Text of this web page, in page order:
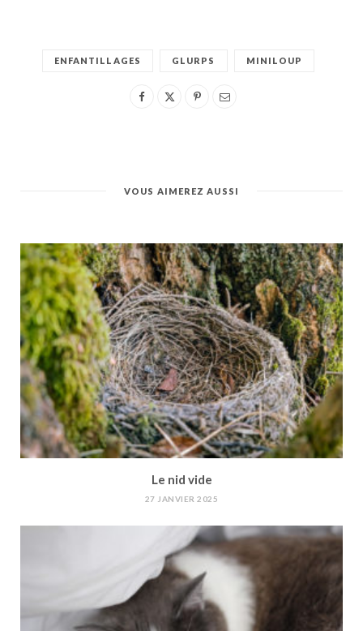
ENFANTILLAGES GLURPS MINILOUP
VOUS AIMEREZ AUSSI
Le nid vide
27 JANVIER 2025